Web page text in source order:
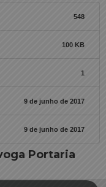
548
100 KB
1
9 de junho de 2017
9 de junho de 2017
Portaria